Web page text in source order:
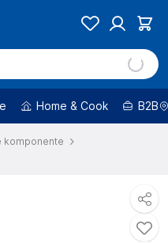
Home & Cook B2B
komponente